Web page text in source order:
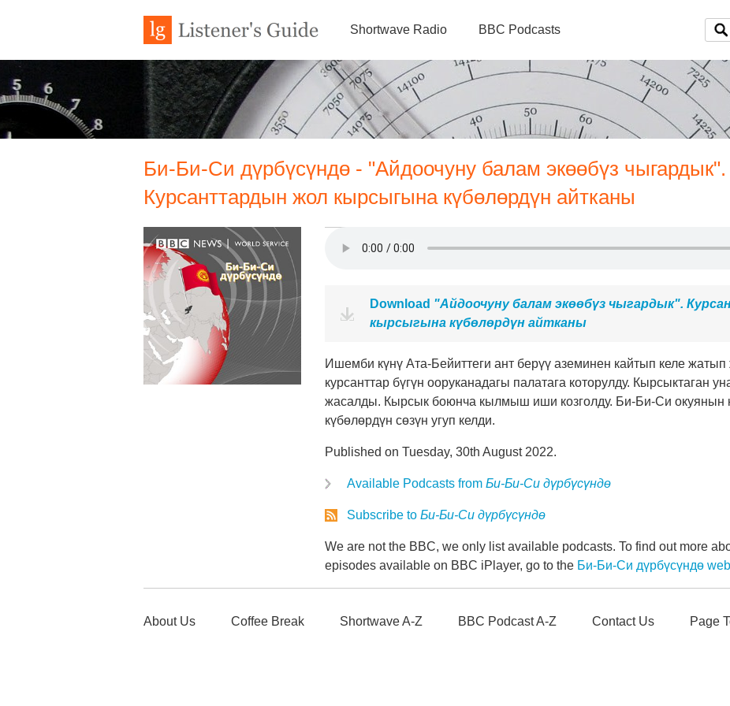
Shortwave Radio BBC Podcasts
Би-Би-Си дүрбүсүндө - "Айдоочуну балам экөөбүз чыгардык".
Курсанттардын жол кырсыгына күбөлөрдүн айтканы
Download "Айдоочуну балам экөөбүз чыгардык".
кырсыгына күбөлөрдүн айтканы
Ишемби күнү Ата-Бейиттеги ант берүү аземинен кайтып келе
курсанттар бүгүн ооруканадагы палатага которулду. Кырсыктаган
жасалды. Кырсык боюнча кылмыш иши козголду. Би-Би-Си окуянын
күбөлөрдүн сөзүн угуп келди.
Published on Tuesday, 30th August 2022.
Available Podcasts from Би-Би-Си дүрбүсүндө
Subscribe to Би-Би-Си дүрбүсүндө
We are not the BBC, we only list available podcasts. To find out more
episodes available on BBC iPlayer, go to the Би-Би-Си дүрбүсүндө
About Us Coffee Break Shortwave A-Z BBC Podcast A-Z Contact Us Page